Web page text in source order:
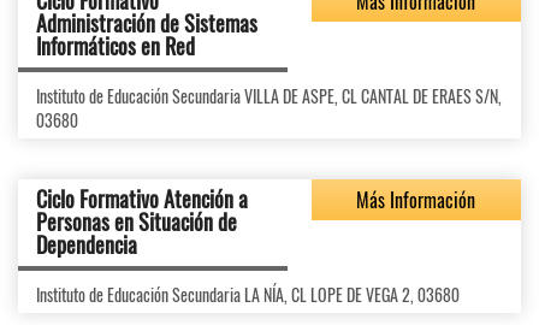
Administración de Sistemas
Informáticos en Red
Instituto de Educación Secundaria VILLA DE ASPE, CL CANTAL DE ERAES S/N,
03680
Ciclo Formativo Atención a
Personas en Situación de
Dependencia
Más Información
Instituto de Educación Secundaria LA NÍA, CL LOPE DE VEGA 2, 03680